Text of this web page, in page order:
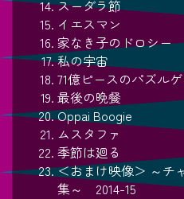
スーダラ節
イエスマン
家なき子のドロシー
私の宇宙
71億ピースのパズル
最後の晩餐
Oppai Boogie
ムスタファ
季節は廻る
＜おまけ映像＞ ～チ
集～ 2014-15